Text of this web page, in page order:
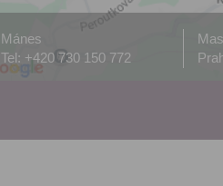
Mánes
Tel: +420 730 150 772